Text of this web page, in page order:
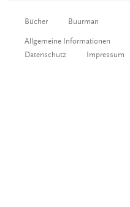
Bücher Buurman
Allgemeine Informationen
Datenschutz
Impressum